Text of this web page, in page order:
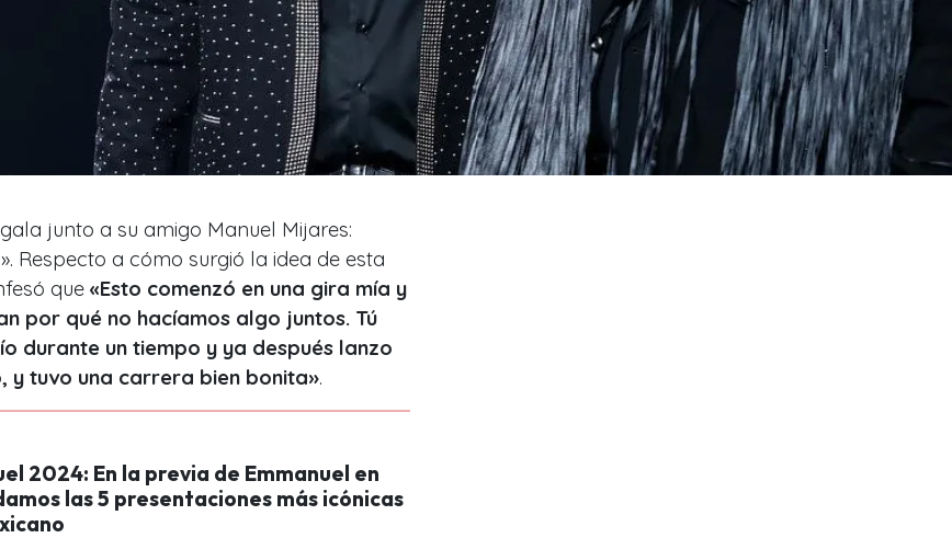
junto a su amigo Manuel Mijares:
Respecto a cómo surgió la idea de esta
que «Esto comenzó en una gira mía y
por qué no hacíamos algo juntos. Tú
durante un tiempo y ya después lanzo
y tuvo una carrera bien bonita».
2024: En la previa de Emmanuel en
las 5 presentaciones más icónicas